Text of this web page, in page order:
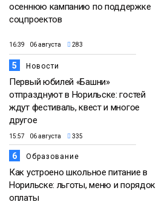
осеннюю кампанию по поддержке
соцпроектов
16:39 06 августа 283
5 Новости
Первый юбилей «Башни»
отпразднуют в Норильске: гостей
ждут фестиваль, квест и многое
другое
15:57 06 августа 335
6 Образование
Как устроено школьное питание в
Норильске: льготы, меню и порядок
оплаты